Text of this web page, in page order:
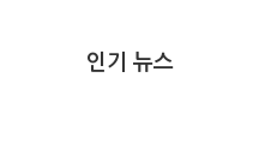
인기 뉴스